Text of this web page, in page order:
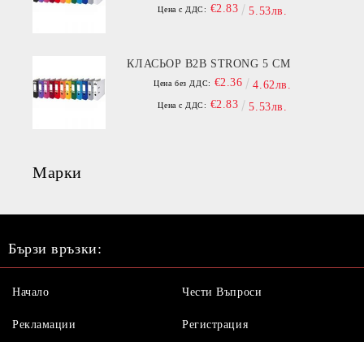
Цена с ДДС: €2.83 5.53лв.
КЛАСЬОР B2B STRONG 5 СМ
Цена без ДДС: €2.36 4.62лв.
Цена с ДДС: €2.83 5.53лв.
Марки
Бързи връзки:
Начало
Рекламации
Чести Въпроси
Регистрация